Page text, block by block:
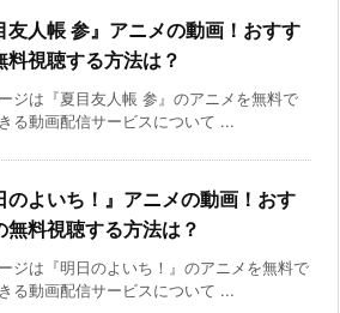
友人帳 参』アニメの動画！おすす
料視聴する方法は？
ジは『夏目友人帳 参』のアニメを無料で
る動画配信サービスについて ...
のよいち！』アニメの動画！おす
無料視聴する方法は？
ジは『明日のよいち！』のアニメを無料で
る動画配信サービスについて ...